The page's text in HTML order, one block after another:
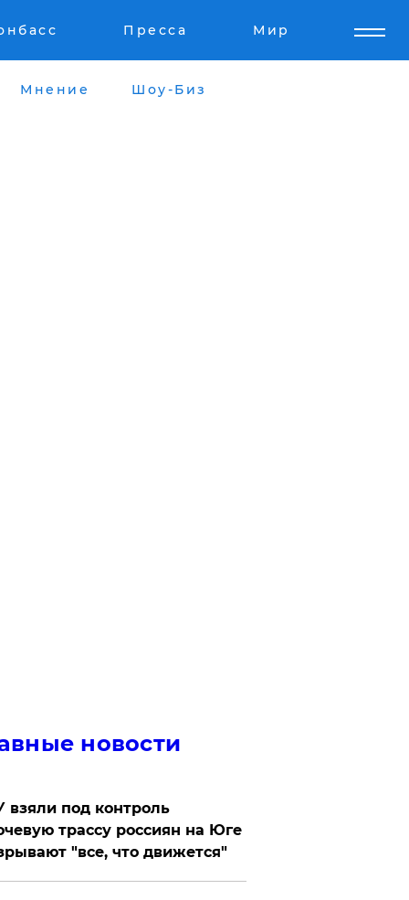
Пресса Мир
Мнение Шоу-Биз
новости
взяли под контроль
трассу россиян на Юге
"все, что движется"